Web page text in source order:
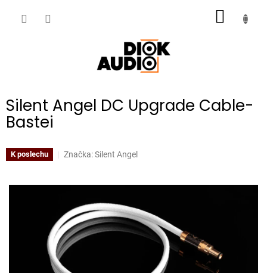
Silent Angel DC Upgrade Cable-
Bastei
K poslechu Značka:Silent Angel